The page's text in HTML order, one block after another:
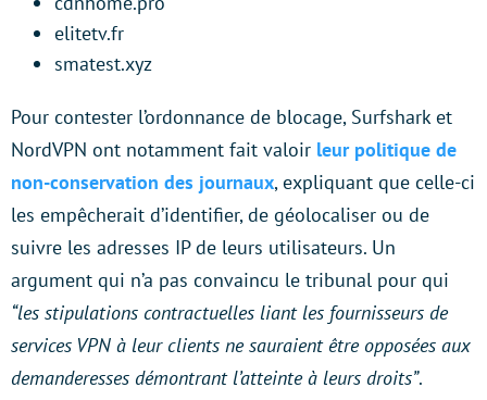
elitetv.fr
smatest.xyz
Pour contester l’ordonnance de blocage, Surfshark et
NordVPN ont notamment fait valoir leur politique de
non-conservation des journaux, expliquant que celle-ci
les empêcherait d’identifier, de géolocaliser ou de
suivre les adresses IP de leurs utilisateurs. Un
argument qui n’a pas convaincu le tribunal pour qui
“les stipulations contractuelles liant les fournisseurs de
services VPN à leur clients ne sauraient être opposées aux
demanderesses démontrant l’atteinte à leurs droits”.